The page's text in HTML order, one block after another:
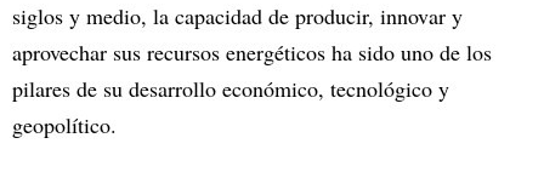
siglos y medio, la capacidad de producir, innovar y
aprovechar sus recursos energéticos ha sido uno de los
pilares de su desarrollo económico, tecnológico y
geopolítico.